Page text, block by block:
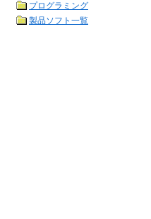
プログラミング
製品ソフト一覧